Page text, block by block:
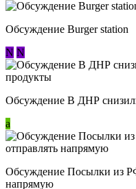
Обсуждение Burger station
N N
Обсуждение В ДНР
a
Обсуждение Посылки из
напрямую